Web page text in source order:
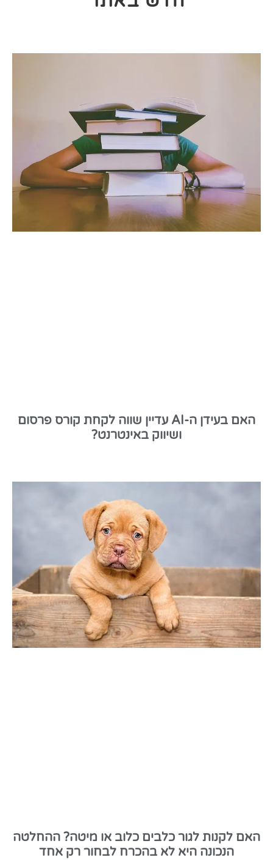
האם בעידן ה-AI עדיין שווה לקחת קורס פרסום
ושיווק באינטרנט?
האם לקנות לגור כלבים כלוב או מיטה? ההחלטה
הנכונה היא לא בהכרח לבחור רק אחד